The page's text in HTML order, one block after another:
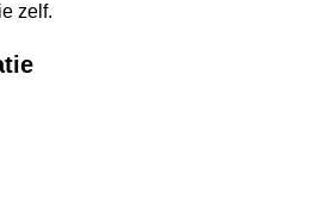
zelf.